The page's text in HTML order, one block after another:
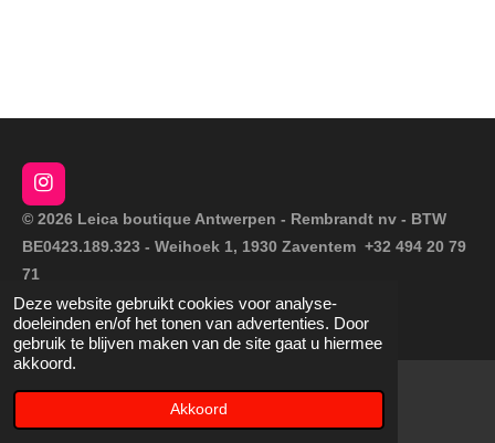
Deze website gebruikt cookies voor analyse-
doeleinden en/of het tonen van advertenties. Door
gebruik te blijven maken van de site gaat u hiermee
akkoord.
Akkoord
I
n
t
r
a
m
© 2026 Leica boutique Antwerpen - Rembrandt nv - BTW
BE0423.189.323 - Weihoek 1, 1930 Zaventem +32 494 20 79
71
Powered byJouwWeb
E-mailadres